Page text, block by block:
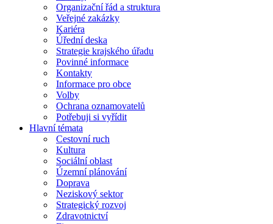
Organizační řád a struktura
Veřejné zakázky
Kariéra
Úřední deska
Strategie krajského úřadu
Povinné informace
Kontakty
Informace pro obce
Volby
Ochrana oznamovatelů
Potřebuji si vyřídit
Hlavní témata
Cestovní ruch
Kultura
Sociální oblast
Územní plánování
Doprava
Neziskový sektor
Strategický rozvoj
Zdravotnictví